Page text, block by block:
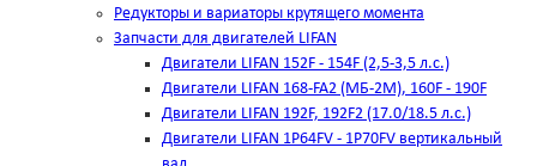
Редукторы и вариаторы крутящего момента
Запчасти для двигателей LIFAN
Двигатели LIFAN 152F - 154F (2,5-3,5 л.с.)
Двигатели LIFAN 168-FA2 (МБ-2М), 160F - 190F
Двигатели LIFAN 192F, 192F2 (17.0/18.5 л.с.)
Двигатели LIFAN 1Р64FV - 1Р70FV вертикальный